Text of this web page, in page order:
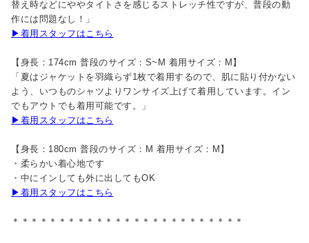
替え時などにややタイトさを感じるストレッチ性ですが、普段の動
作には問題なし！」
▶着用スタッフはこちら
【身長：174cm 普段のサイズ：S~M 着用サイズ：M】
「夏はジャケットを羽織らず1枚で着用するので、肌に貼り付かない
よう、いつものシャツよりワンサイズ上げて着用しています。イン
でもアウトでも着用可能です。」
▶着用スタッフはこちら
【身長：180cm 普段のサイズ：M 着用サイズ：M】
・柔らかい着心地です
・中にインしても外に出してもOK
▶着用スタッフはこちら
＊＊＊＊＊＊＊＊＊＊＊＊＊＊＊＊＊＊＊＊＊＊＊＊＊